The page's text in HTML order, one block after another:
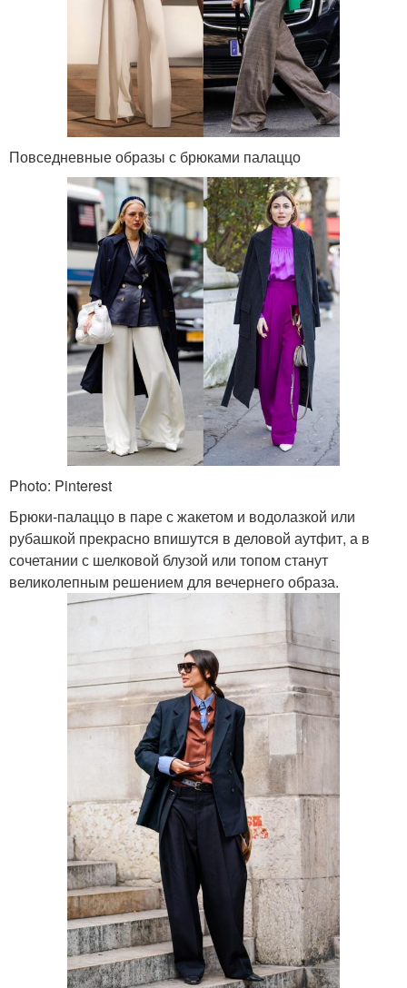
Повседневные образы с брюками палаццо
Photo: Pinterest
Брюки-палаццо в паре с жакетом и водолазкой или
рубашкой прекрасно впишутся в деловой аутфит, а в
сочетании с шелковой блузой или топом станут
великолепным решением для вечернего образа.